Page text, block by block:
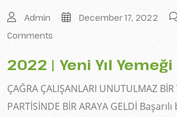
Admin December 17, 2022
Comments
2022 | Yeni Yıl Yemeği
ÇAĞRA ÇALIŞANLARI UNUTULMAZ BİR
PARTİSİNDE BİR ARAYA GELDİ Başarılı